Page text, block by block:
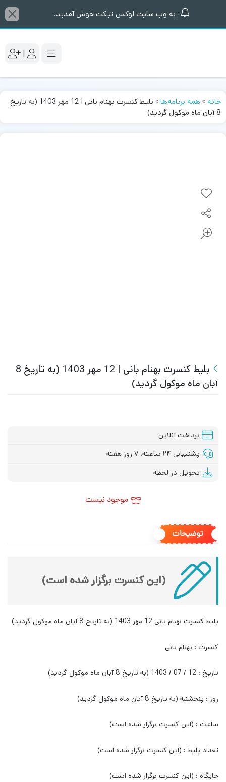
به وب سایت لوکس تیکت خوش آمدید.
|
خانه » همه برنامه‌ها »
بلیط کنسرت بهنام بانی | 12 مهر 1403 (به تاریخ
8 آبان ماه موکول گردید)
بلیط کنسرت بهنام بانی | 12 مهر 1403 (به تاریخ 8
آبان ماه موکول گردید)
پرداخت آنلاین
پشتیبانی ۲۴ ساعته، ۷ روز هفته
تحویل در لحظه
موجود نیست
توضیحات
(این کنسرت برگزار شده است)
بلیط کنسرت بهنام بانی 12 مهر 1403 (به تاریخ 8 آبان ماه موکول گردید)
کنسرت : بهنام بانی
تاریخ : 12 / 07 / 1403 (به تاریخ 8 آبان ماه موکول گردید)
روز : پنجشنبه (به تاریخ 8 آبان ماه موکول گردید)
ساعت : (این کنسرت برگزار شده است)
تعداد بلیط : (این کنسرت برگزار شده است)
جایگاه : (این کنسرت برگزار شده است)